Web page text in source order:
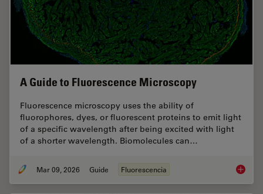
A Guide to Fluorescence Microscopy
Fluorescence microscopy uses the ability of
fluorophores, dyes, or fluorescent proteins to emit light
of a specific wavelength after being excited with light
of a shorter wavelength. Biomolecules can…
Mar 09, 2026 Guide Fluorescencia A